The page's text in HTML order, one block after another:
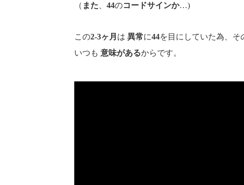
（ また 44のコードサインか…)
この2-3ヶ月 は 異常に44を目にしていた為、そ
いつも 意味があるからです。